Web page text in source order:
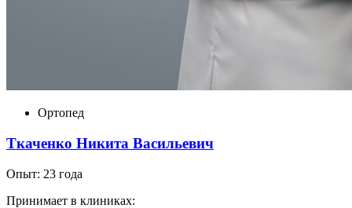
Ортопед
Ткаченко Никита Васильевич
Опыт: 23 года
Принимает в клиниках: